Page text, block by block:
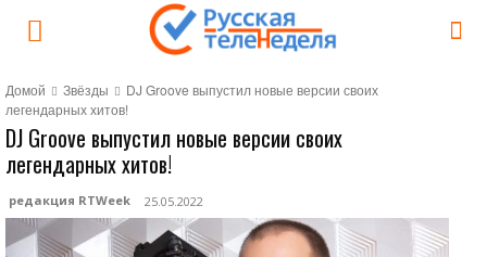
Домой Звёзды
DJ Groove выпустил новые версии своих
легендарных хитов!
DJ Groove выпустил новые версии своих
легендарных хитов!
редакция RTWeek 25.05.2022